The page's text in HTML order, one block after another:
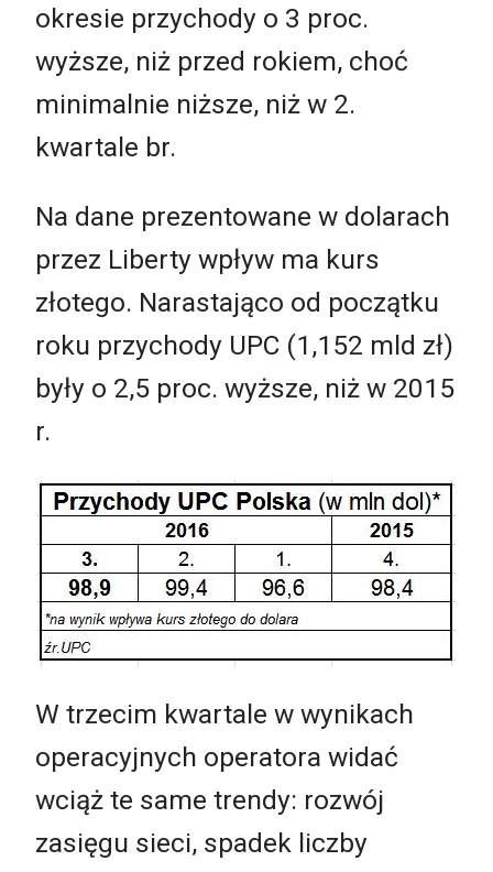
okresie przychody o 3 proc.
wyższe, niż przed rokiem, choć
minimalnie niższe, niż w 2.
kwartale br.
Na dane prezentowane w dolarach
przez Liberty wpływ ma kurs
złotego. Narastająco od początku
roku przychody UPC (1,152 mld zł)
były o 2,5 proc. wyższe, niż w 2015
r.
W trzecim kwartale w wynikach
operacyjnych operatora widać
wciąż te same trendy: rozwój
zasięgu sieci, spadek liczby